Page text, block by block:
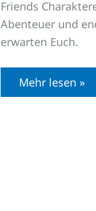
Friends
Abenteuer und
erwarten Euch.
Mehr lesen »